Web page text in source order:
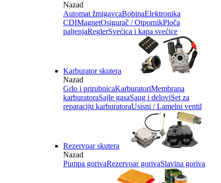
Nazad
Automat žmigavcaBobinaElektronika
CDIMagnetOsigurač / OtpornikPloča
paljenjaReglerSvećica i kapa svećice
Karburator skutera
Nazad
Grlo i prirubnicaKarburatoriMembrana
karburatoraSajle gasaSaug i deloviSet za
reparaciju karburatoraUsisni / Lamelni ventil
Rezervoar skutera
Nazad
Pumpa gorivaRezervoar gorivaSlavina goriva